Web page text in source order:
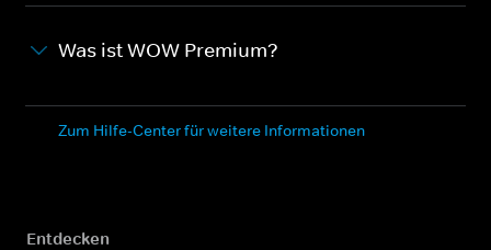
Was ist WOW Premium?
Zum Hilfe-Center für weitere Informationen
Entdecken